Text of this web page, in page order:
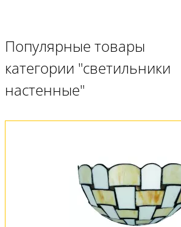
Популярные товары
категории "светильники
настенные"